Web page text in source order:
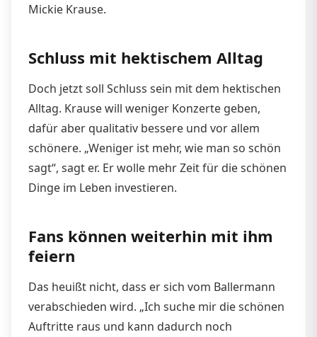
Mickie Krause.
Schluss mit hektischem Alltag
Doch jetzt soll Schluss sein mit dem hektischen
Alltag. Krause will weniger Konzerte geben,
dafür aber qualitativ bessere und vor allem
schönere. „Weniger ist mehr, wie man so schön
sagt“, sagt er. Er wolle mehr Zeit für die schönen
Dinge im Leben investieren.
Fans können weiterhin mit ihm
feiern
Das heuißt nicht, dass er sich vom Ballermann
verabschieden wird. „Ich suche mir die schönen
Auftritte raus und kann dadurch noch